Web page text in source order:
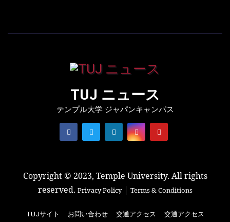
TUJ ニュース
テンプル大学 ジャパンキャンパス
Copyright © 2023, Temple University. All rights
reserved. Privacy Policy| Terms & Conditions
TUJサイト お問い合わせ 交通アクセス 交通アクセス